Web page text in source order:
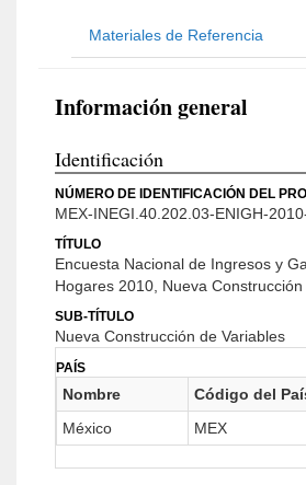
Materiales de Referencia
Información general
Identificación
NÚMERO DE IDENTIFICACIÓN DEL
MEX-INEGI.40.202.03-ENIGH-
TÍTULO
Encuesta Nacional de Ingresos y
Hogares 2010, Nueva
SUB-TÍTULO
Nueva Construcción de Variables
PAÍS
Nombre
Código del
México
MEX